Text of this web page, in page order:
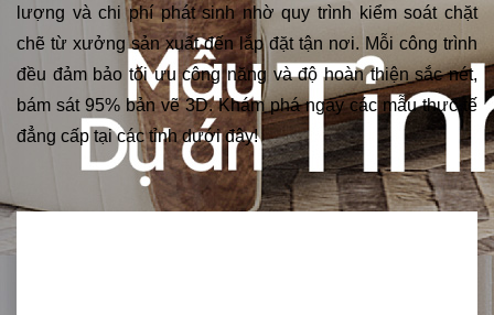
lượng và chi phí phát sinh nhờ quy trình kiểm soát chặt
chẽ từ xưởng sản xuất đến lắp đặt tận nơi. Mỗi công trình
đều đảm bảo tối ưu công năng và độ hoàn thiện sắc nét,
bám sát 95% bản vẽ 3D. Khám phá ngay các mẫu thực tế
đẳng cấp tại các tỉnh dưới đây!